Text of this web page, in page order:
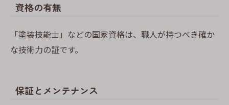
資格の有無
「塗装技能士」などの国家資格は、職人が持つべき確か
な技術力の証です。
保証とメンテナンス